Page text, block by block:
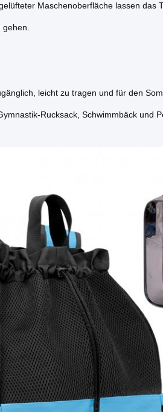
Maschenoberfläche lassen
leicht zu tragen und für den
Rucksack, Schwimmbäck und